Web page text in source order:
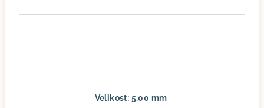
Velikost: 5.00 mm